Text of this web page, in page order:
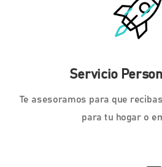
Servicio
Te asesoramos para que
para tu hogar o